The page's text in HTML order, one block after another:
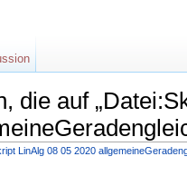
die auf
LinAlg 08 05 2020